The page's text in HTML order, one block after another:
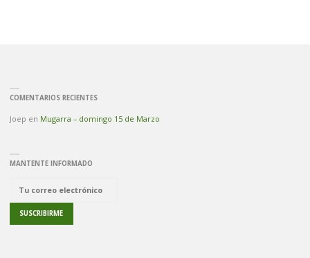
COMENTARIOS RECIENTES
Joep en Mugarra – domingo 15 de Marzo
MANTENTE INFORMADO